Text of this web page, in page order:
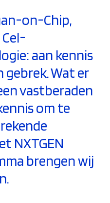
on-Chip,
aan kennis
gebrek. Wat er
vastberaden
om te
NXTGEN
brengen wij